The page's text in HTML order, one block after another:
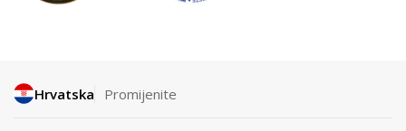
Hrvatska Promijenite